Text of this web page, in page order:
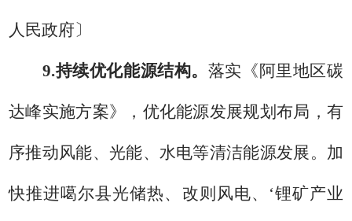
人民政府〕
9.持续优化能源结构。 落实 《阿里地区碳
达峰实施方案》， 优化能源发展规划布局，有
序推动风能、光能、水电等清洁能源发展。加
快推进噶尔县光储热、改则风电、 ‘锂矿产业